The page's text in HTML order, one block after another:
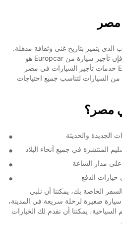
مصر
يتميز بتاريخ غني وثقافة مذهلة.
إذا كنت تخطط لزيارة هذا البكر، فإن تأجير سيارة من Europcar هو
الخيار المثالي لك. يقدم Europcar خدمات تأجير السيارات في مصر
السيارات لتناسب جميع احتياجات
الجديدة والحديثة
المنتشرة في جميع أنحاء البلاد
مدار الساعة
الدفع
الخاصة بك، يمكننا أن نلبي
صغيرة لرحلة سريعة في المدينة،
السياحية، يمكننا أن نقدم لك الخيارات